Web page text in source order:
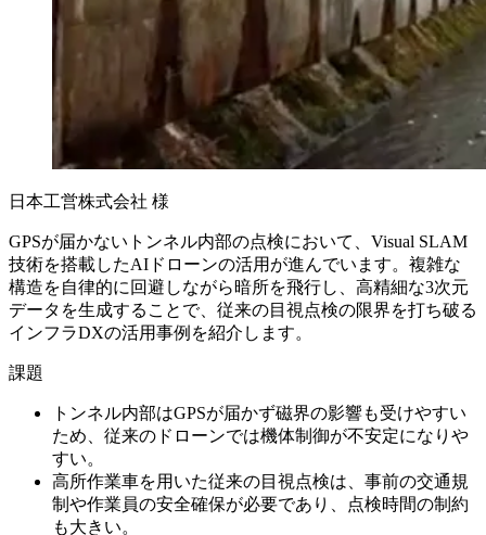
日本工営株式会社 様
GPSが届かないトンネル内部の点検において、Visual SLAM
技術を搭載したAIドローンの活用が進んでいます。複雑な
構造を自律的に回避しながら暗所を飛行し、高精細な3次元
データを生成することで、従来の目視点検の限界を打ち破る
インフラDXの活用事例を紹介します。
課題
トンネル内部はGPSが届かず磁界の影響も受けやすい
ため、従来のドローンでは機体制御が不安定になりや
すい。
高所作業車を用いた従来の目視点検は、事前の交通規
制や作業員の安全確保が必要であり、点検時間の制約
も大きい。